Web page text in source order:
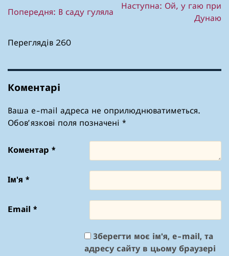
Навігація
Попередня: В саду гуляла
Наступна: Ой, у гаю при
Дунаю
Переглядів 260
Коментарі
Ваша e-mail адреса не оприлюднюватиметься.
Обов’язкові поля позначені *
Коментар *
Ім'я *
Email *
Зберегти моє ім'я, e-mail, та
адресу сайту в цьому браузері